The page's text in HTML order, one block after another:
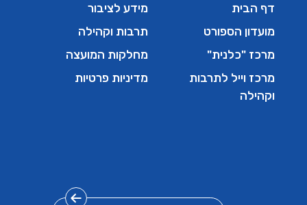
דף הבית
מועדון הספורט
מרכז "כלנית"
מרכז וייל לתרבות
וקהילה
מידע לציבור
תרבות וקהילה
מחלקות המועצה
מדיניות פרטיות